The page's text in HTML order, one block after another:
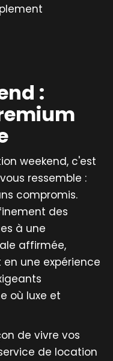
:
weekend, c'est
ressemble :
compromis.
des
à une
affirmée,
une expérience
où luxe et
de vivre vos
de location